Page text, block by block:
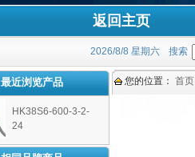
返回主页
2026/8/8 星期六 搜索
最近浏览产品
HK38S6-600-3-2-
24
您的位置： 首页